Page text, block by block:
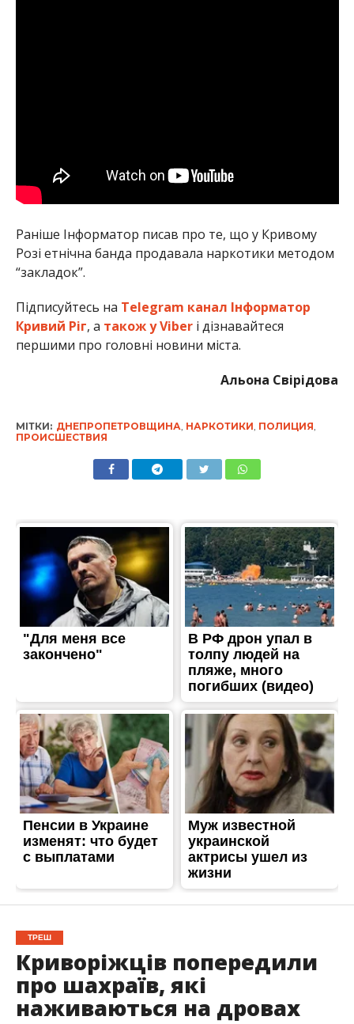
Раніше Інформатор писав про те, що у Кривому
Розі етнічна банда продавала наркотики методом
“закладок”.
Підписуйтесь на Telegram канал Інформатор
Кривий Ріг, а також у Viberі дізнавайтеся
першими про головні новини міста.
Альона Свірідова
МІТКИ: ДНЕПРОПЕТРОВЩИНА НАРКОТИКИ ПОЛИЦИЯ
ПРОИСШЕСТВИЯ
ТРЕШ
Криворіжців попередили
про шахраїв, які
наживаються на дровах